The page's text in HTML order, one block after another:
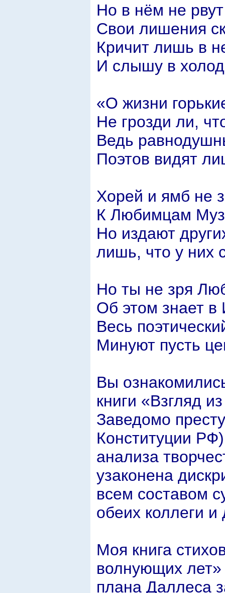
Но в нём не
Свои лишения
Кричит лишь в
И слышу в
«О жизни
Не грозди ли,
Ведь
Поэтов видят
Хорей и ямб не
К Любимцам Муз
Но издают
лишь, что у них
Но ты не зря
Об этом знает в
Весь
Минуют пусть
Вы
книги «Взгляд
Заведомо
Конституции
анализа
узаконена
всем составом
обеих коллеги
Моя книга
волнующих лет»
плана Даллеса